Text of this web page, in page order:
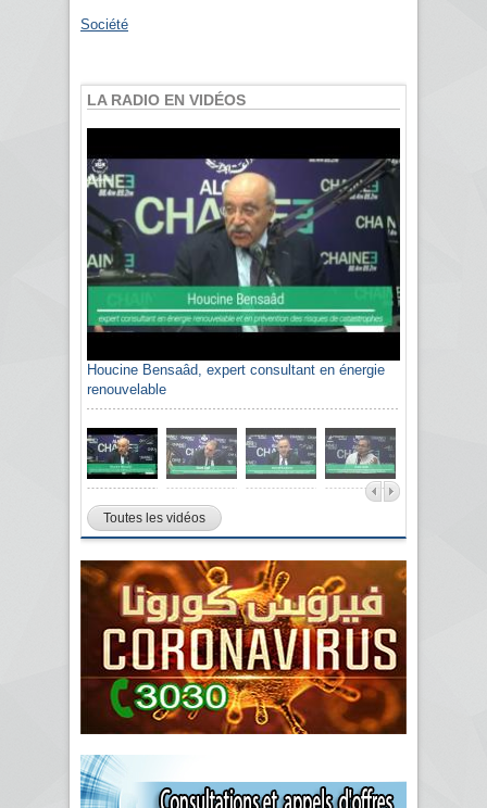
Société
LA RADIO EN VIDÉOS
Houcine Bensaâd, expert consultant en énergie
renouvelable
Toutes les vidéos